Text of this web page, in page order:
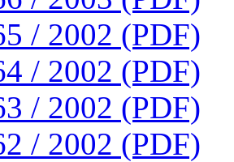
/ 2002 (PDF)
/ 2002 (PDF)
/ 2002 (PDF)
/ 2002 (PDF)